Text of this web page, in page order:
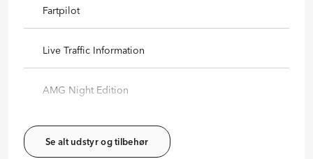
Fartpilot
Live Traffic Information
AMG Night Edition
Se alt udstyr og tilbehør